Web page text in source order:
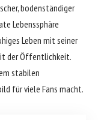
bodenständiger
Lebenssphäre
Leben mit seiner
der Öffentlichkeit.
stabilen
für viele Fans macht.